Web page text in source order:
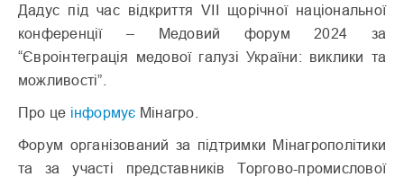
Дадус під час відкриття VII щорічної національної
конференції – Медовий форум 2024 за
“Євроінтеграція медової галузі України: виклики та
можливості”.
Про це інформує Мінагро.
Форум організований за підтримки Мінагрополітики
та за участі представників Торгово-промислової